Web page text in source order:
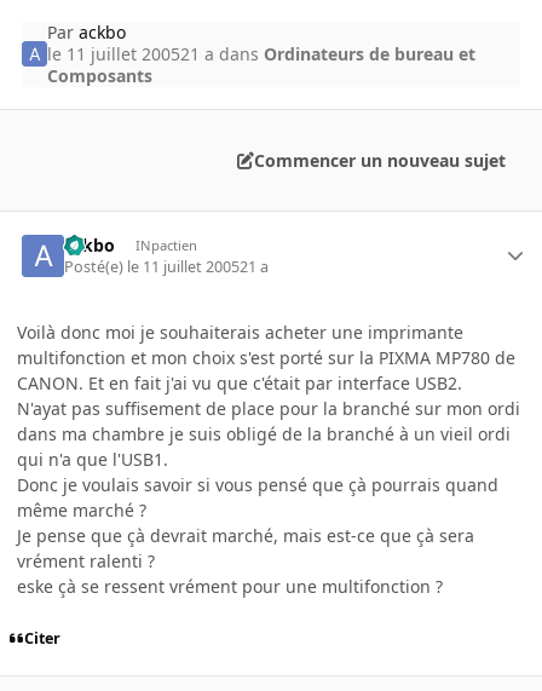
Parackbo
le 11 juillet 200521 a dans Ordinateurs de bureau et
Composants
Commencer un nouveau sujet
ackbo INpactien
Posté(e) le 11 juillet 200521 a
Voilà donc moi je souhaiterais acheter une imprimante
multifonction et mon choix s'est porté sur la PIXMA MP780 de
CANON. Et en fait j'ai vu que c'était par interface USB2.
N'ayat pas suffisement de place pour la branché sur mon ordi
dans ma chambre je suis obligé de la branché à un vieil ordi
qui n'a que l'USB1.
Donc je voulais savoir si vous pensé que çà pourrais quand
même marché ?
Je pense que çà devrait marché, mais est-ce que çà sera
vrément ralenti ?
eske çà se ressent vrément pour une multifonction ?
Citer